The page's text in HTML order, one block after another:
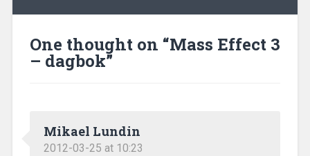
One thought on “Mass Effect 3
– dagbok”
Mikael Lundin
2012-03-25 at 10:23